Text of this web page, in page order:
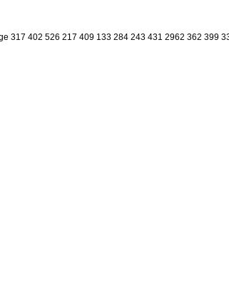
317 402 526 217 409 133 284 243 431 2962 362 399